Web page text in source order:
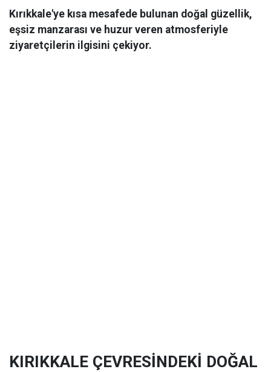
Kırıkkale'ye kısa mesafede bulunan doğal güzellik,
eşsiz manzarası ve huzur veren atmosferiyle
ziyaretçilerin ilgisini çekiyor.
KIRIKKALE ÇEVRESİNDEKİ DOĞAL